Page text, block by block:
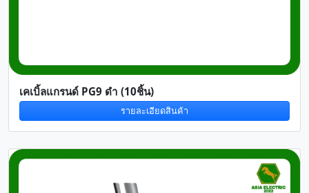
เคเบิ้ลแกรนด์ PG9 ดำ (10ชิ้น)
รายละเอียดสินค้า